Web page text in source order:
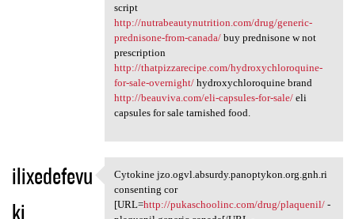
script
http://nutrabeautynutrition.com/drug/generic-
prednisone-from-canada/buy prednisone w not
prescription
http://thatpizzarecipe.com/hydroxychloroquine-
for-sale-overnight/hydroxychloroquine brand
http://beauviva.com/eli-capsules-for-sale/eli
capsules for sale tarnished food.
ilixedefevu
ki
Cytokine jzo.ogvl.absurdy
Cytokine jzo.ogvl.absurdy.panoptykon.org.gnh.ri
consenting cor
[URL=http://pukaschoolinc.com/drug/plaquenil/-